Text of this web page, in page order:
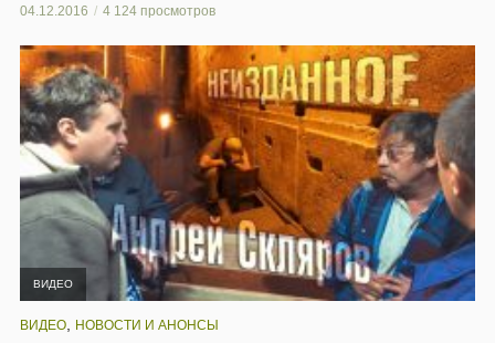
04.12.2016 4 124 просмотров
ВИДЕО
ВИДЕО НОВОСТИ И АНОНСЫ